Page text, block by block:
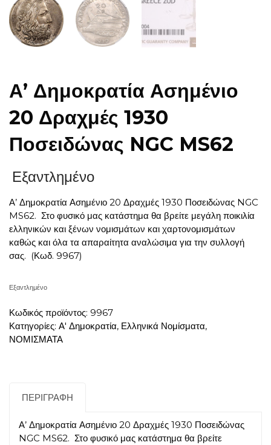
Α’ Δημοκρατία Ασημένιο
20 Δραχμές 1930
Ποσειδώνας NGC MS62
Εξαντλημένο
Α’ Δημοκρατία Ασημένιο 20 Δραχμές 1930 Ποσειδώνας NGC
MS62. Στο φυσικό μας κατάστημα θα βρείτε μεγάλη ποικιλία
ελληνικών και ξένων νομισμάτων και χαρτονομισμάτων
καθώς και όλα τα απαραίτητα αναλώσιμα για την συλλογή
σας. (Κωδ. 9967)
Εξαντλημένο
Κωδικός προϊόντος: 9967
Κατηγορίες: Α' Δημοκρατία, Ελληνικά Νομίσματα,
ΝΟΜΙΣΜΑΤΑ
ΠΕΡΙΓΡΑΦΉ
Α’ Δημοκρατία Ασημένιο 20 Δραχμές 1930 Ποσειδώνας
NGC MS62. Στο φυσικό μας κατάστημα θα βρείτε